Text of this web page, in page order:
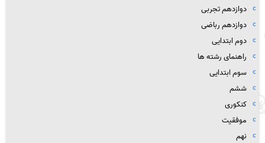
دوازدهم تجربی
دوازدهم رباضی
دوم ابتدایی
راهنمای رشته ها
سوم ابتدایی
ششم
کنکوری
موفقیت
نهم